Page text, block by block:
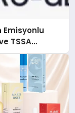
Emisyonlu
TSSA